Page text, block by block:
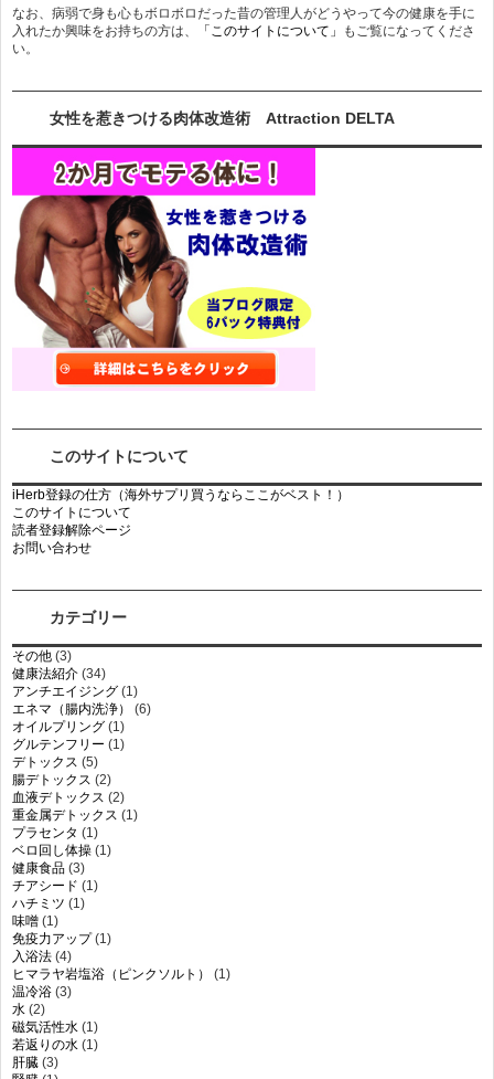
なお、病弱で身も心もボロボロだった昔の管理人がどうやって今の健康を手に
入れたか興味をお持ちの方は、
「このサイトについて」
もご覧になってくださ
い。
女性を惹きつける肉体改造術 Attraction DELTA
このサイトについて
iHerb登録の仕方（海外サプリ買うならここがベスト！）
このサイトについて
読者登録解除ページ
お問い合わせ
カテゴリー
その他 (3)
健康法紹介 (34)
アンチエイジング (1)
エネマ（腸内洗浄）
(6)
オイルプリング (1)
グルテンフリー (1)
デトックス (5)
腸デトックス (2)
血液デトックス (2)
重金属デトックス (1)
プラセンタ (1)
ベロ回し体操 (1)
健康食品 (3)
チアシード (1)
ハチミツ (1)
味噌 (1)
免疫力アップ(1)
入浴法 (4)
ヒマラヤ岩塩浴（ピンクソルト）
(1)
温冷浴 (3)
水 (2)
磁気活性水 (1)
若返りの水 (1)
肝臓 (3)